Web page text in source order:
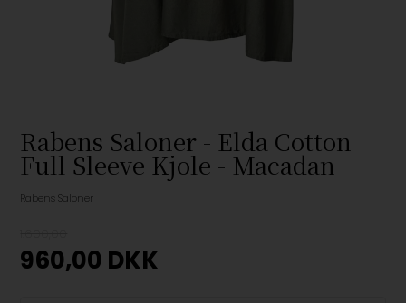
Rabens Saloner - Elda Cotton
Full Sleeve Kjole - Macadan
Rabens Saloner
960,00 DKK